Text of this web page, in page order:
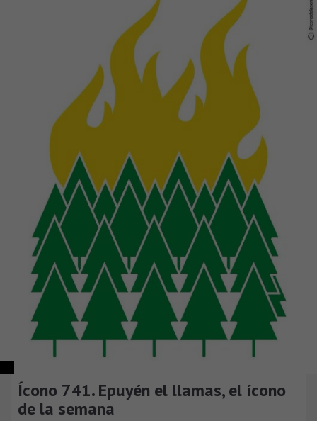
Ícono 741. Epuyén el llamas, el ícono
de la semana